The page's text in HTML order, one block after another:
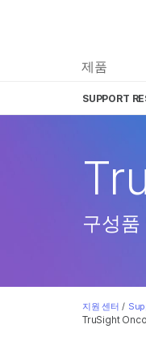
제품
SUPPORT
TruSight
구성
지원 센터 /